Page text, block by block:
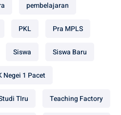
pembelajaran
PKL Pra MPLS
Siswa Siswa Baru
Negei 1 Pacet
TIru Teaching Factory